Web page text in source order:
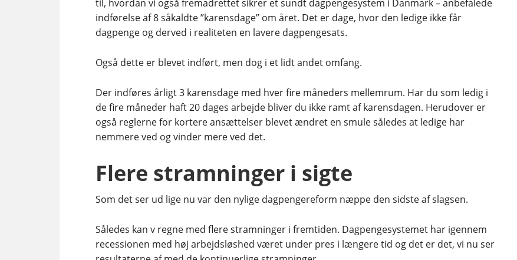
til, hvordan vi også fremadrettet sikrer et sundt dagpengesystem i Danmark – anbefalede
indførelse af 8 såkaldte ”karensdage” om året. Det er dage, hvor den ledige ikke får
dagpenge og derved i realiteten en lavere dagpengesats.
Også dette er blevet indført, men dog i et lidt andet omfang.
Der indføres årligt 3 karensdage med hver fire måneders mellemrum. Har du som ledig i
de fire måneder haft 20 dages arbejde bliver du ikke ramt af karensdagen. Herudover er
også reglerne for kortere ansættelser blevet ændret en smule således at ledige har
nemmere ved og vinder mere ved det.
Flere stramninger i sigte
Som det ser ud lige nu var den nylige dagpengereform næppe den sidste af slagsen.
Således kan v regne med flere stramninger i fremtiden. Dagpengesystemet har igennem
recessionen med høj arbejdsløshed været under pres i længere tid og det er det, vi nu ser